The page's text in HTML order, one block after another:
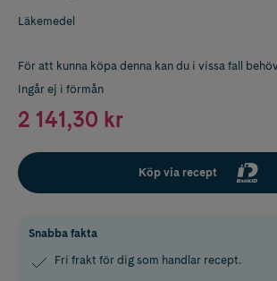
Läkemedel
För att kunna köpa denna kan du i vissa fall
Ingår ej i förmån
2 141,30 kr
Köp via recept
Snabba fakta
Fri frakt för dig som handlar recept.